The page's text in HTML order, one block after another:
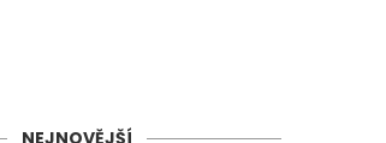
NEJNOVĚJŠÍ